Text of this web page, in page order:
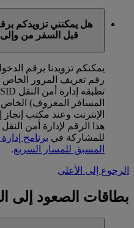
هل يمكنني تزويدكم
قبل السفر من وإلى
رقم تعريف المرور الخاص
المسافر المعروف) الخاص
الإنترنت وعند مكتب
للمشاركة في
المسبق للمسار السريع.
الرجوع إلى الأعلى
بطاقات الصعود إلى